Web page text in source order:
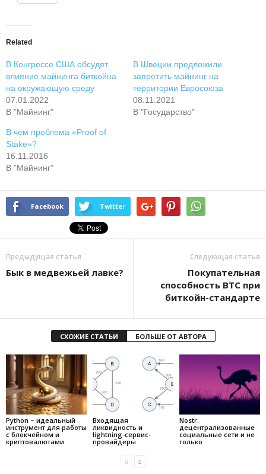
Related
В Конгрессе США обсудят
влияние майнинга биткойна
на окружающую среду
07.01.2022
В "Майнинг"
В Швеции предложили
запретить майнинг на
территории Евросоюза
08.11.2021
В "Государство"
В чём проблема «Proof of
Stake»?
16.11.2016
В "Майнинг"
Facebook Twitter
Предыдущая статья
Бык в медвежьей лавке?
Следующая статья
Покупательная
способность BTC при
биткойн-стандарте
СХОЖИЕ СТАТЬИ БОЛЬШЕ ОТ АВТОРА
Python – идеальный
инструмент для работы
с блокчейном и
криптовалютами
Входящая
ликвидность и
lightning-сервис-
провайдеры
Nostr:
децентрализованные
социальные сети и не
только